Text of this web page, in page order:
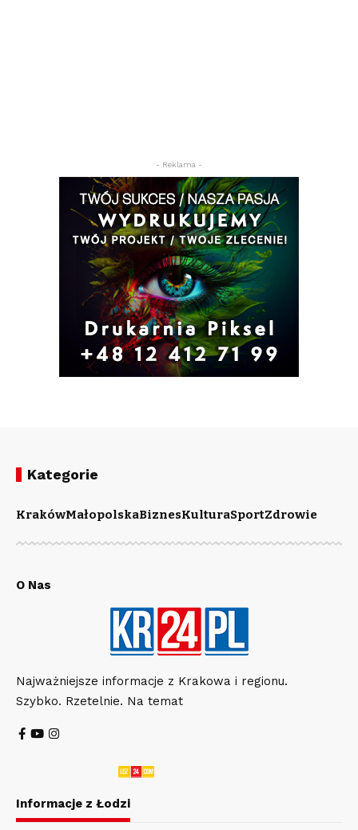
- Reklama -
Kategorie
KrakówMałopolskaBiznesKulturaSportZdrowie
O Nas
Najważniejsze informacje z Krakowa i regionu.
Szybko. Rzetelnie. Na temat
Informacje z Łodzi